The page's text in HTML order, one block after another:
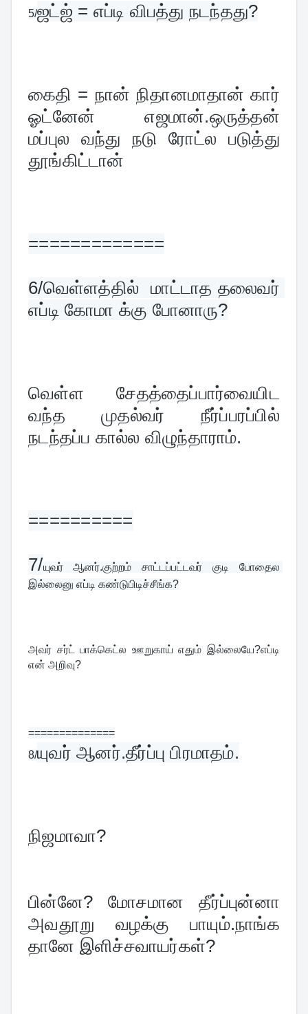
5/ஜட்ஜ் = எப்டி விபத்து நடந்தது?
கைதி = நான் நிதானமாதான் கார்
ஓட்னேன் எஜமான்.ஒருத்தன்
மப்புல வந்து நடு ரோட்ல படுத்து
தூங்கிட்டான்
=============
6/வெள்ளத்தில்  மாட்டாத தலைவர்
எப்டி கோமா க்கு போனாரு?
வெள்ள சேதத்தைப்பார்வையிட
வந்த முதல்வர் நீர்ப்பரப்பில்
நடந்தப்ப கால்ல விழுந்தாராம்.
==========
7/யுவர் ஆனர்.குற்றம் சாட்டப்பட்டவர் குடி போதைல
இல்லைனு எப்டி கண்டுபிடிச்சீங்க?
அவர் சர்ட் பாக்கெட்ல ஊறுகாய் எதும் இல்லையே?எப்டி
என் அறிவு?
==============
8/யுவர் ஆனர்.தீர்ப்பு பிரமாதம்.
நிஜமாவா?
பின்னே? மோசமான தீர்ப்புன்னா
அவதூறு வழக்கு பாயும்.நாங்க
தானே இளிச்சவாயர்கள்?